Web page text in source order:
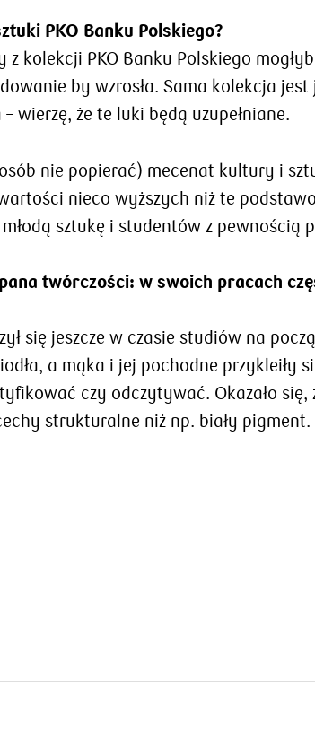
PKO Banku Polskiego?
kolekcji PKO Banku Polskiego
by wzrosła. Sama kolekcja
wierzę, że te luki będą uzupełniane.
nie popierać) mecenat kultury i
nieco wyższych niż te
sztukę i studentów z pewnością
twórczości: w swoich pracach
się jeszcze w czasie studiów na
a mąka i jej pochodne przykleiły
czy odczytywać. Okazało
strukturalne niż np. biały pigment.